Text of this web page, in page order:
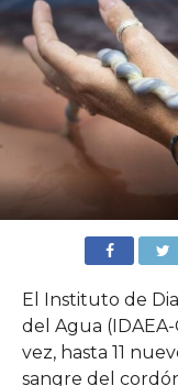
El Instituto de
del Agua
vez, hasta 11
sangre del